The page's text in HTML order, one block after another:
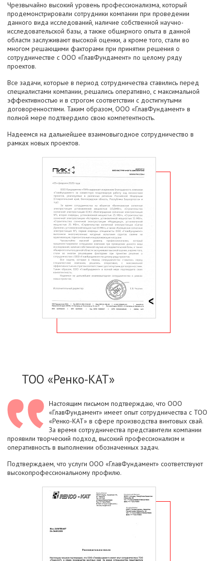
Чрезвычайно высокий уровень профессионализма, который
продемонстрировали сотрудники компании при проведении
данного вида исследований, наличие собственной научно-
исследовательской базы, а также обширного опыта в данной
области заслуживают высокой оценки, а кроме того, стали во
многом решающими факторами при принятии решения о
сотрудничестве с ООО «ГлавФундамент» по целому ряду
проектов.
Все задачи, которые в период сотрудничества ставились перед
специалистами компании, решались оперативно, с максимальной
эффективностью и в строгом соответствии с достигнутыми
договоренностями. Таким образом, ООО «ГлавФундамент» в
полной мере подтвердило свою компетентность.
Надеемся на дальнейшее взаимовыгодное сотрудничество в
рамках новых проектов.
ТОО «Ренко-КАТ»
Настоящим письмом подтверждаю, что ООО
«ГлавФундамент» имеет опыт сотрудничества с ТОО
«Ренко-КАТ» в сфере производства винтовых свай.
За время сотрудничества представители компании
проявили творческий подход, высокий профессионализм и
оперативность в выполнении обозначенных задач.
Подтверждаем, что услуги ООО «ГлавФундамент» соответствуют
высокопрофессиональному профилю.